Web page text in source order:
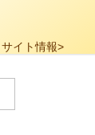
サイト情報>